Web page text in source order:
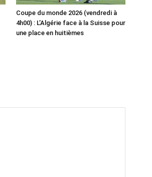
Coupe du monde 2026 (vendredi à
4h00) : L’Algérie face à la Suisse pour
une place en huitièmes